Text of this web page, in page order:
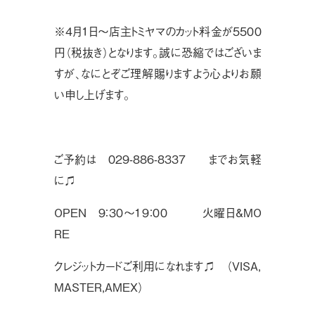
※４月１日〜店主トミヤマのカット料金が５５００
円（税抜き）となります。誠に恐縮ではございま
すが、なにとぞご理解賜りますよう心よりお願
い申し上げます。
ご予約は 029-886-8337 までお気軽
に♫
OPEN ９：３０〜１９：００ 火曜日&MO
RE
クレジットカードご利用になれます♫ （VISA,
MASTER,AMEX）